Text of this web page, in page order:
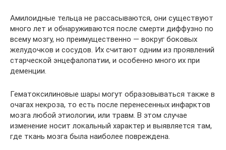
Амилоидные тельца не рассасываются, они существуют
много лет и обнаруживаются после смерти диффузно по
всему мозгу, но преимущественно — вокруг боковых
желудочков и сосудов. Их считают одним из проявлений
старческой энцефалопатии, и особенно много их при
деменции.
Гематоксилиновые шары могут образовываться также в
очагах некроза, то есть после перенесенных инфарктов
мозга любой этиологии, или травм. В этом случае
изменение носит локальный характер и выявляется там,
где ткань мозга была наиболее повреждена.